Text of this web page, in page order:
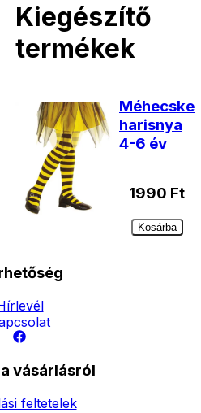
Kiegészítő
termékek
Méhecske
harisnya
4-6 év
1990 Ft
Kosárba
vásárlásról
feltetelek